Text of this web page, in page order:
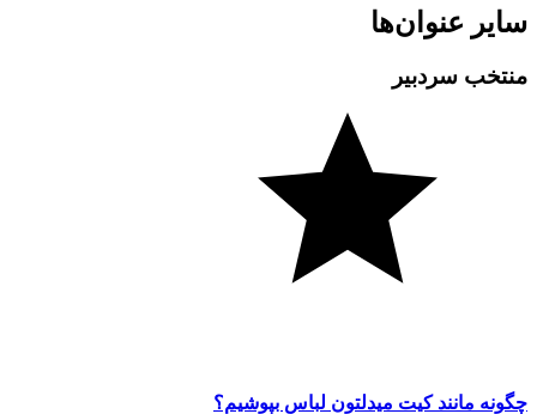
سایر عنوان‌ها
منتخب سردبیر
چگونه مانند کیت میدلتون لباس بپوشیم؟